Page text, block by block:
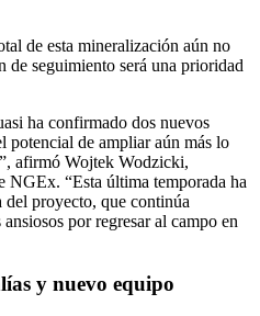
de esta mineralización aún no
de seguimiento será una prioridad
ha confirmado dos nuevos
potencial de ampliar aún más lo
afirmó Wojtek Wodzicki,
NGEx. “Esta última temporada ha
proyecto, que continúa
por regresar al campo en
y nuevo equipo